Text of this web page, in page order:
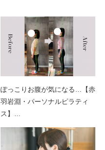
ぽっこりお腹が気になる…【赤
羽岩淵・パーソナルピラティ
ス】…